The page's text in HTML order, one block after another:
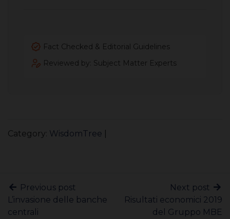
Fact Checked & Editorial Guidelines
Reviewed by: Subject Matter Experts
Category: WisdomTree
Previous post
L’invasione delle banche
centrali
Next post
Risultati economici 2019
del Gruppo MBE